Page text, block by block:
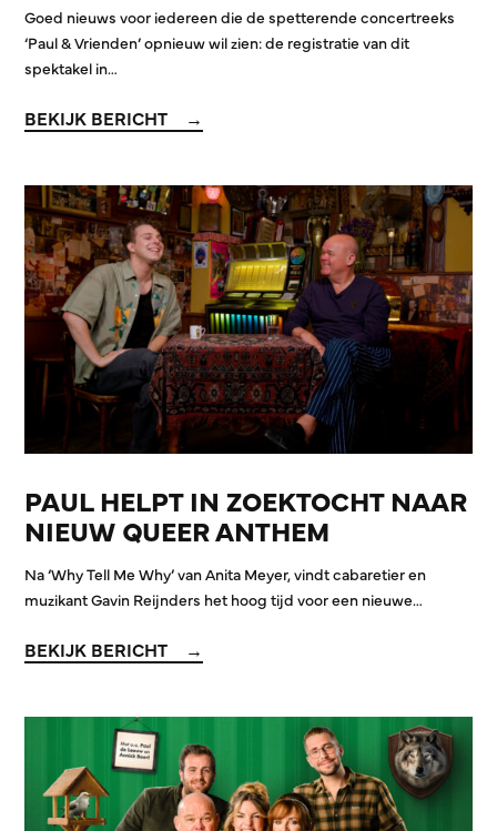
Goed nieuws voor iedereen die de spetterende concertreeks
‘Paul & Vrienden’ opnieuw wil zien: de registratie van dit
spektakel in…
BEKIJK BERICHT
PAUL HELPT IN ZOEKTOCHT NAAR
NIEUW QUEER ANTHEM
Na ‘Why Tell Me Why’ van Anita Meyer, vindt cabaretier en
muzikant Gavin Reijnders het hoog tijd voor een nieuwe…
BEKIJK BERICHT